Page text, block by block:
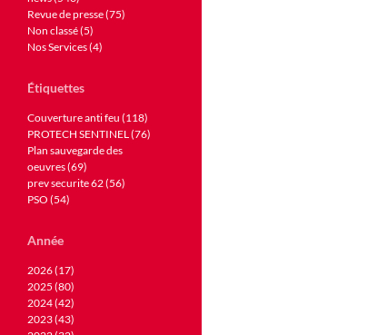
Revue de presse (75)
Non classé (5)
Nos Services (4)
Étiquettes
Couverture anti feu (118)
PROTECH SENTINEL (76)
Plan sauvegarde des
oeuvres (69)
prev securite 62 (56)
PSO (54)
Année
2026 (17)
2025 (80)
2024 (42)
2023 (43)